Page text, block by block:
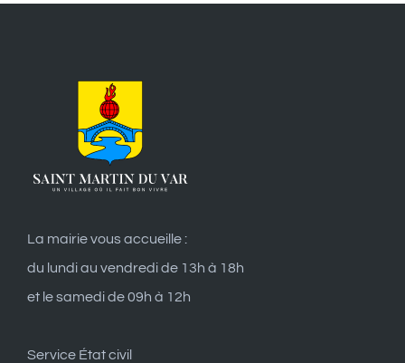
La mairie vous accueille :
du lundi au vendredi de 13h à 18h
et le samedi de 09h à 12h
Service État civil